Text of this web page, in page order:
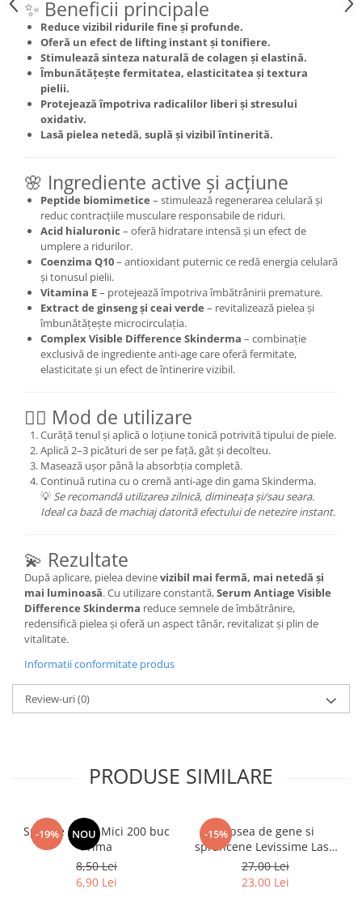
✨ Beneficii principale
Reduce vizibil ridurile fine și profunde.
Oferă un efect de lifting instant și tonifiere.
Stimulează sinteza naturală de colagen și elastină.
Îmbunătățește fermitatea, elasticitatea și textura
pielii.
Protejează împotriva radicalilor liberi și stresului
oxidativ.
Lasă pielea netedă, suplă și vizibil întinerită.
🌸 Ingrediente active și acțiune
Peptide biomimetice – stimulează regenerarea celulară și
reduc contracțiile musculare responsabile de riduri.
Acid hialuronic – oferă hidratare intensă și un efect de
umplere a ridurilor.
Coenzima Q10– antioxidant puternic ce redă energia celulară
și tonusul pielii.
Vitamina E– protejează împotriva îmbătrânirii premature.
Extract de ginseng și ceai verde – revitalizează pielea și
îmbunătățește microcirculația.
Complex Visible Difference Skinderma – combinație
exclusivă de ingrediente anti-age care oferă fermitate,
elasticitate și un efect de întinerire vizibil.
💆‍♀️ Mod de utilizare
Curăță tenul și aplică o loțiune tonică potrivită tipului de piele.
Aplică 2–3 picături de ser pe față, gât și decolteu.
Masează ușor până la absorbția completă.
Continuă rutina cu o cremă anti-age din gama Skinderma.
💡 Se recomandă utilizarea zilnică, dimineața și/sau seara.
Ideal ca bază de machiaj datorită efectului de netezire instant.
💫 Rezultate
După aplicare, pielea devinevizibil mai fermă, mai netedă și
mai luminoasă. Cu utilizare constantă,Serum Antiage Visible
Difference Skinderma reduce semnele de îmbătrânire,
redensifică pielea și oferă un aspect tânăr, revitalizat și plin de
vitalitate.
Informatii conformitate produs
Review-uri(0)
PRODUSE SIMILARE
-19% NOU
Spatule Lemn Mici 200 buc
Prima
8,50 Lei
6,90 Lei
-15%Vopsea de gene si
sprancene Levissime Lash
Color 7-7 Maro Deschis
15ml
27,00 Lei
23,00 Lei